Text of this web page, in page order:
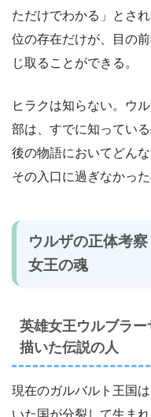
ただけでわかる」とさ
位の存在だけが、目の
じ取ることができる。
ヒラクは知らない。ウ
部は、すでに知ってい
後の物語においてどん
その入口に過ぎなかっ
ウルザの正体考
女王の魂
英雄女王ウルブラ
描いた伝説の人
現在のガルバルト王国
いた国が分裂して生ま